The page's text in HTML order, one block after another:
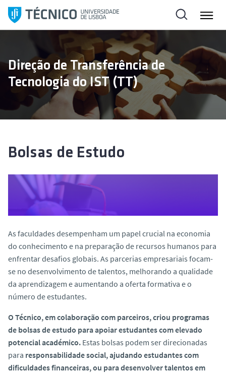
l
a
Direção de Transferência de
Tecnologia do IST (TT)
Bolsas de Estudo
As faculdades desempenham um papel crucial na economia
do conhecimento e na preparação de recursos humanos para
enfrentar desafios globais. As parcerias empresariais focam-
se no desenvolvimento de talentos, melhorando a qualidade
da aprendizagem e aumentando a oferta formativa e o
número de estudantes.
O Técnico, em colaboração com parceiros, criou programas
de bolsas de estudo para apoiar estudantes com elevado
potencial académico. Estas bolsas podem ser direcionadas
para responsabilidade social, ajudando estudantes com
dificuldades financeiras, ou para desenvolver talentos em